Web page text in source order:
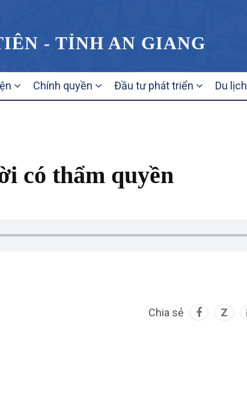
- TỈNH AN GIANG
Chính quyền Đầu tư phát triển Du lịch
có thẩm quyền
Chia sẻ Z